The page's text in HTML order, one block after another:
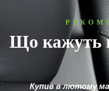
Що кажуть
Залишав хлопцям